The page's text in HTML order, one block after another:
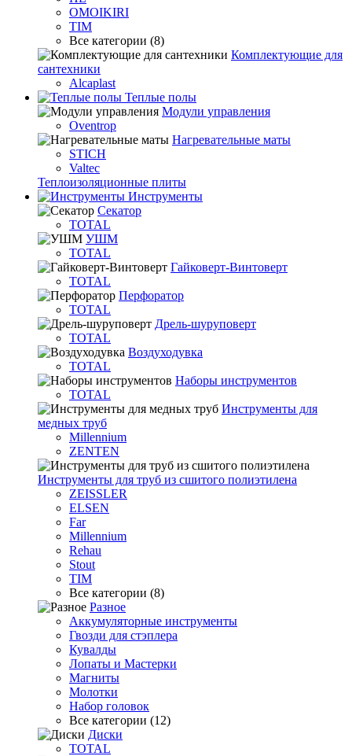
OMOIKIRI
TIM
Все категории (8)
Комплектующие для
сантехники
Alcaplast
Теплые полы
Модули управления
Oventrop
Нагревательные маты
STICH
Valtec
Теплоизоляционные плиты
Инструменты
Секатор
TOTAL
УШМ
TOTAL
Гайковерт-Винтоверт
TOTAL
Перфоратор
TOTAL
Дрель-шуруповерт
TOTAL
Воздуходувка
TOTAL
Наборы инструментов
TOTAL
Инструменты для
медных труб
Millennium
ZENTEN
Инструменты для труб из сшитого полиэтилена
ZEISSLER
ELSEN
Far
Millennium
Rehau
Stout
TIM
Все категории (8)
Разное
Аккумуляторные инструменты
Гвозди для стэплера
Кувалды
Лопаты и Мастерки
Магниты
Молотки
Набор головок
Все категории (12)
Диски
TOTAL